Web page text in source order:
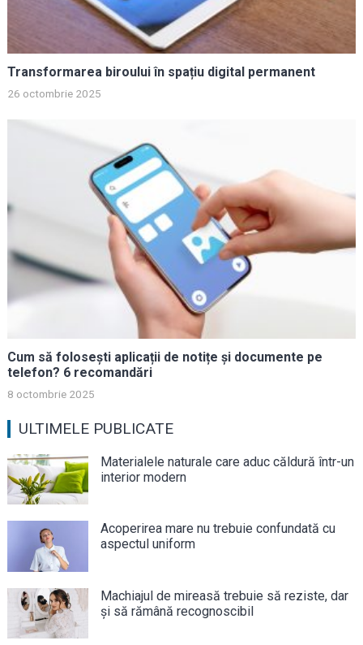
Transformarea biroului în spațiu digital permanent
26 octombrie 2025
Cum să folosești aplicații de notițe și documente pe
telefon? 6 recomandări
8 octombrie 2025
ULTIMELE PUBLICATE
Materialele naturale care aduc căldură într-un
interior modern
Acoperirea mare nu trebuie confundată cu
aspectul uniform
Machiajul de mireasă trebuie să reziste, dar
și să rămână recognoscibil